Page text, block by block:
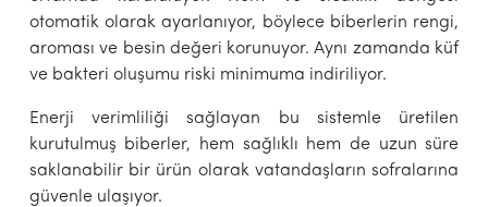
otomatik olarak ayarlanıyor, böylece biberlerin rengi,
aroması ve besin değeri korunuyor. Aynı zamanda küf
ve bakteri oluşumu riski minimuma indiriliyor.
Enerji verimliliği sağlayan bu sistemle üretilen
kurutulmuş biberler, hem sağlıklı hem de uzun süre
saklanabilir bir ürün olarak vatandaşların sofralarına
güvenle ulaşıyor.